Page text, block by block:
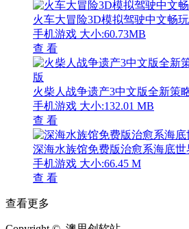
火车大冒险3D模拟驾驶中文畅
手机游戏 大小:60.73MB
查 看
火柴人战争遗产3中文版全新策
手机游戏 大小:132.01 MB
查 看
深海水族馆免费版治愈系海底世
手机游戏 大小:66.45 M
查 看
查看更多